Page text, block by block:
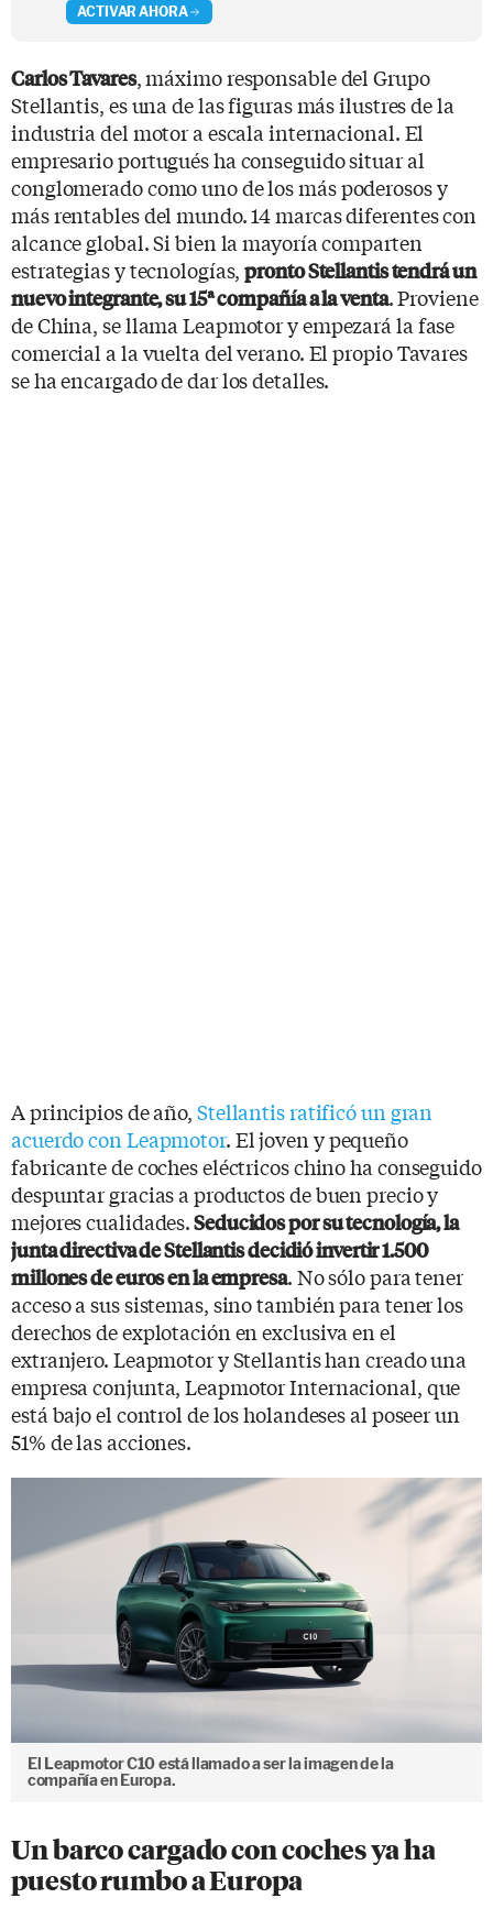
ACTIVAR AHORA
Carlos Tavares, máximo responsable del Grupo
Stellantis, es una de las figuras más ilustres de la
industria del motor a escala internacional. El
empresario portugués ha conseguido situar al
conglomerado como uno de los más poderosos y
más rentables del mundo. 14 marcas diferentes con
alcance global. Si bien la mayoría comparten
estrategias y tecnologías,pronto Stellantis tendrá un
nuevo integrante, su 15ª compañía a la venta. Proviene
de China, se llama Leapmotor y empezará la fase
comercial a la vuelta del verano. El propio Tavares
se ha encargado de dar los detalles.
A principios de año,Stellantis ratificó un gran
acuerdo con Leapmotor. El joven y pequeño
fabricante de coches eléctricos chino ha conseguido
despuntar gracias a productos de buen precio y
mejores cualidades.Seducidos por su tecnología, la
junta directiva de Stellantis decidió invertir 1.500
millones de euros en la empresa. No sólo para tener
acceso a sus sistemas, sino también para tener los
derechos de explotación en exclusiva en el
extranjero. Leapmotor y Stellantis han creado una
empresa conjunta, Leapmotor Internacional, que
está bajo el control de los holandeses al poseer un
51% de las acciones.
El Leapmotor C10 está llamado a ser la imagen de la
compañía en Europa.
Un barco cargado con coches ya ha
puesto rumbo a Europa